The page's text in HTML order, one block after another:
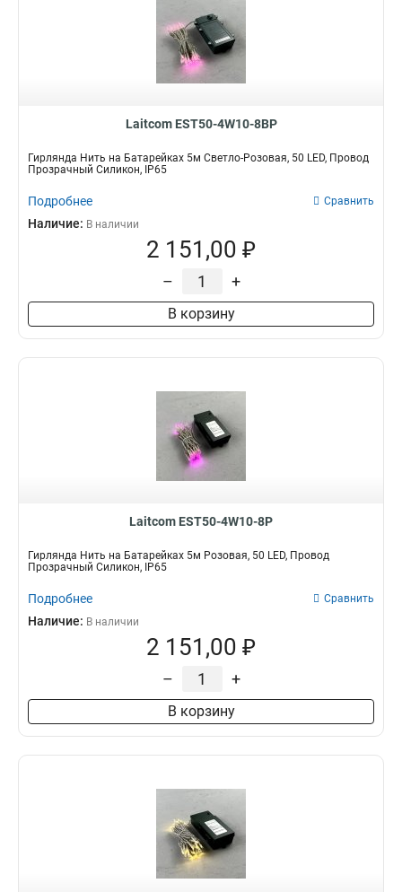
Laitcom EST50-4W10-8BP
Гирлянда Нить на Батарейках 5м Светло-Розовая, 50 LED, Провод
Прозрачный Силикон, IP65
Подробнее Сравнить
Наличие: В наличии
2 151,00 ₽
– +
В корзину
Laitcom EST50-4W10-8P
Гирлянда Нить на Батарейках 5м Розовая, 50 LED, Провод
Прозрачный Силикон, IP65
Подробнее Сравнить
Наличие: В наличии
2 151,00 ₽
– +
В корзину